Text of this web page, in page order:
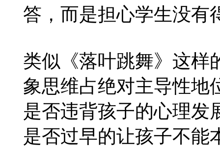
答，而是担心学生没有
类似《落叶跳舞》这样
象思维占绝对主导性地
是否违背孩子的心理发
是否过早的让孩子不能